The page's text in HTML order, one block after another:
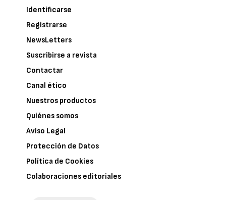
Identificarse
Registrarse
NewsLetters
Suscribirse a revista
Contactar
Canal ético
Nuestros productos
Quiénes somos
Aviso Legal
Protección de Datos
Política de Cookies
Colaboraciones editoriales